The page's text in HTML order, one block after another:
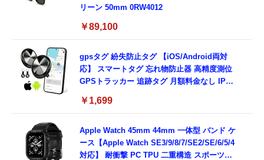
リーン 50mm 0RW4012
￥89,100
gpsタグ 紛失防止タグ 【iOS/Android両対
応】 スマートタグ 忘れ物防止器 高精度測位
GPSトラッカー 追跡タグ 月額料金なし IPX7
ト見守り キーホルダー付属 (2個セット：ブラ
￥1,699
Apple Watch 45mm 44mm 一体型 バンド ケ
ース【Apple Watch SE3/9/8/7/SE2/SE/6/5/4
対応】 耐衝撃 PC TPU 二重構造 スポーツバ